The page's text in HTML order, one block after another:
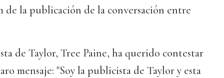
de la publicación de la conversación entre
de Taylor, Tree Paine, ha querido contestar
mensaje: "Soy la publicista de Taylor y esta